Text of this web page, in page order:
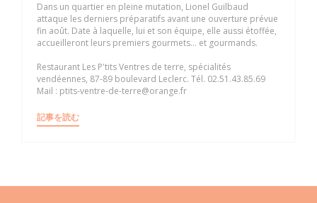
Dans un quartier en pleine mutation, Lionel Guilbaud
attaque les derniers préparatifs avant une ouverture prévue
fin août. Date à laquelle, lui et son équipe, elle aussi étoffée,
accueilleront leurs premiers gourmets... et gourmands.
Restaurant Les P'tits Ventres de terre, spécialités
vendéennes, 87-89 boulevard Leclerc. Tél. 02.51.43.85.69
Mail : ptits-ventre-de-terre@orange.fr
記事を読む((新しいウィンドウで開きます))